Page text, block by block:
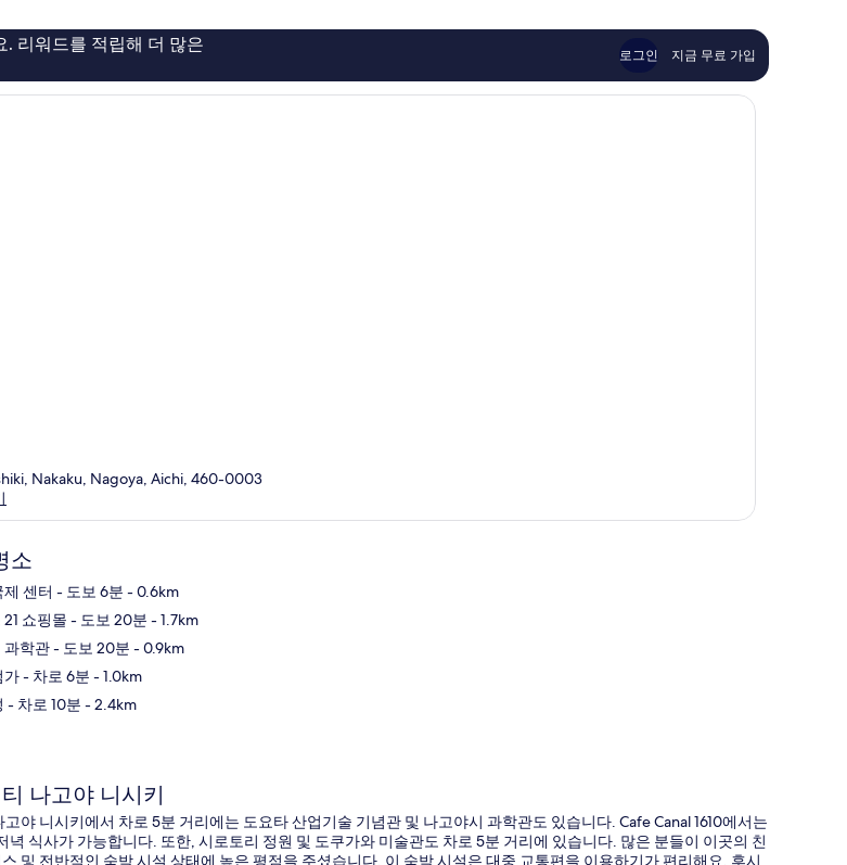
이
용
기
이
기
륭
해
요,
이
리워드를 적립해 더 많은
로그인 지금 무료 가입
Nakaku, Nagoya, Aichi, 460-0003
소
센터 - 도보 6분 - 0.6km
쇼핑몰 - 도보 20분 - 1.7km
과학관- 도보 20분 - 0.9km
가- 차로 6분 - 1.0km
- 차로 10분 - 2.4km
나고야 니시키
고야 니시키에서 차로 5분 거리에는 도요타 산업기술 기념관 및 나고야시 과학관도 있습니다. Cafe Canal 1610에서는
녁 식사가 가능합니다. 또한, 시로토리 정원 및 도쿠가와 미술관도 차로 5분 거리에 있습니다. 많은 분들이 이곳의 친
및 전반적인 숙박 시설 상태에 높은 평점을 주셨습니다. 이 숙박 시설은 대중 교통편을 이용하기가 편리해요. 후시